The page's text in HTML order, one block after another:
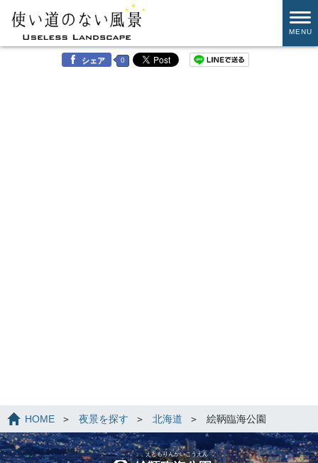
MENU
シェア 0
HOME 夜景を探す 北海道 絵鞆臨海公園
えともりんかいこうえん